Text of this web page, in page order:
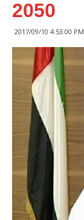
2050
2017/09/10 4:53:00 PM